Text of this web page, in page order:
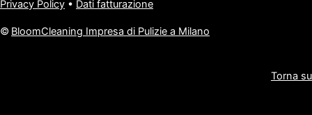
Privacy Policy • Dati fatturazione
© BloomCleaning Impresa di Pulizie a Milano
Torna su